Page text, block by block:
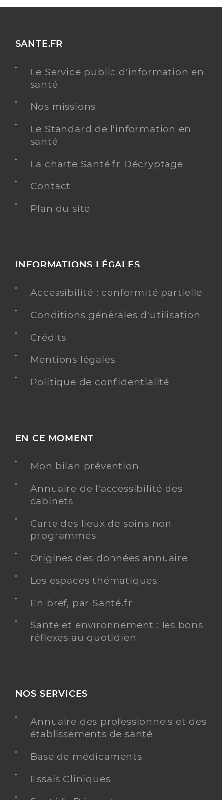
SANTE.FR
Le Service public d'information en
santé
Nos missions
Le Standard de l’information en
santé
La charte Santé.fr Décryptage
Contact
Plan du site
INFORMATIONS LÉGALES
Accessibilité : conformité partielle
Conditions générales d'utilisation
Crédits
Mentions légales
Politique de confidentialité
EN CE MOMENT
Mon bilan prévention
Annuaire de l'accessibilité des
cabinets
Carte des lieux de soins non
programmés
Origines des données annuaire
Les espaces thématiques
En bref, par Santé.fr
Santé et environnement : les bons
réflexes au quotidien
NOS SERVICES
Annuaire des professionnels et des
établissements de santé
Base de médicaments
Essais Cliniques